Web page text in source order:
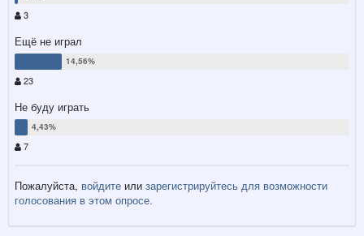
3
Ещё не играл
23
Не буду играть
7
Пожалуйста, войдите или зарегистрируйтесь для возможности
голосования в этом опросе.